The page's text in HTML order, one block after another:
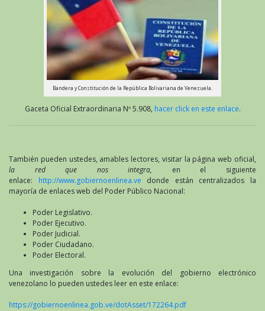
Bandera y Constitución de la República Bolivariana de Venezuela.
Gaceta Oficial Extraordinaria Nº 5.908, hacer click en este enlace.
También pueden ustedes, amables lectores, visitar la página web oficial,
la red que nos integra, en el siguiente
enlace: http://www.gobiernoenlinea.ve donde están centralizados la
mayoría de enlaces web del Poder Público Nacional:
Poder Legislativo.
Poder Ejecutivo.
Poder Judicial.
Poder Ciudadano.
Poder Electoral.
Una investigación sobre la evolución del gobierno electrónico
venezolano lo pueden ustedes leer en este enlace:
https://gobiernoenlinea.gob.ve/dotAsset/172264.pdf